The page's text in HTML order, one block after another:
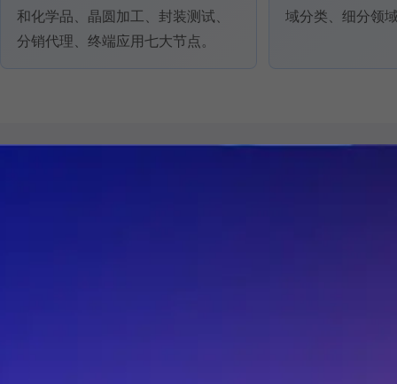
和化学品、晶圆加工、封装测试、
分销代理、终端应用七大节点。
域分类、细分领